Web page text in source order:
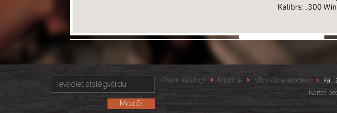
Preču katalogs Munīcija Vītņstobra ieročiem
kal.
Kārtot